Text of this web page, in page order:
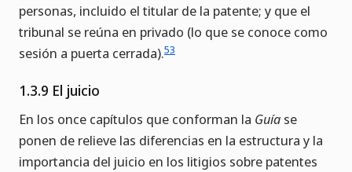
personas, incluido el titular de la patente; y que el
tribunal se reúna en privado (lo que se conoce como
sesión a puerta cerrada).53
1.3.9 El juicio
En los once capítulos que conforman la Guía se
ponen de relieve las diferencias en la estructura y la
importancia del juicio en los litigios sobre patentes